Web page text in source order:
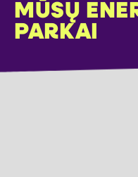
MŪSŲ
PARKAI